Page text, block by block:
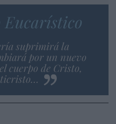
Eucarístico
suprimirá la
por un nuevo
cuerpo de Cristo,